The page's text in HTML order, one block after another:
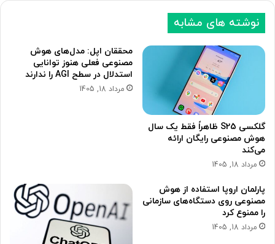
نوشته های مشابه
گلکسی S25 ظاهراً فقط یک سال
هوش مصنوعی رایگان ارائه
می‌کند
مرداد 18, 1405
محققان اپل: مدل‌های هوش
مصنوعی فعلی هنوز توانایی
استدلال در سطح AGI را ندارند
مرداد 18, 1405
پارلمان اروپا استفاده از هوش
مصنوعی روی دستگاه‌های سازمانی
را ممنوع کرد
مرداد 18, 1405